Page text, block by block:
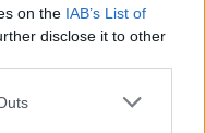
on the IAB’s List of
disclose it to other
Maaliskuussa